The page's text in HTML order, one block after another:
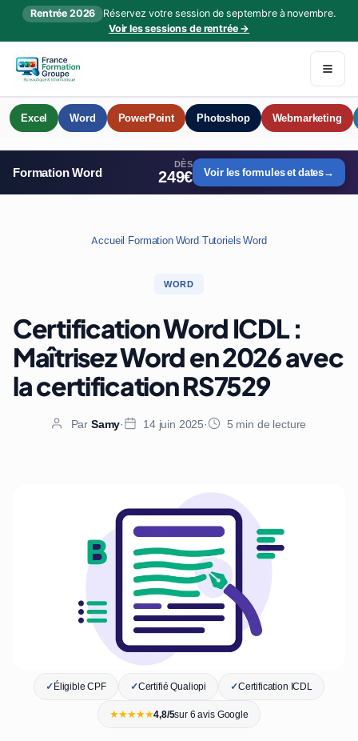
Rentrée 2026
Réservez votre session de septembre à novembre.
Voir les sessions de rentrée →
Excel Word PowerPoint Photoshop Webmarketing
Formation Word
DÈS
249€ Voir les formules et dates→
Accueil Formation Word/ Tutoriels Word
WORD
Certification Word ICDL :
Maîtrisez Word en 2026 avec
la certification RS7529
Par Samy· 14 juin 2025· 5 min de lecture
✓Éligible CPF ✓Certifié Qualiopi ✓Certification ICDL
★★★★★4,8/5sur 6 avis Google